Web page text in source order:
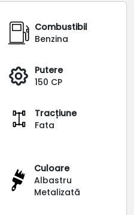
Combustibil
Benzina
Putere
150 CP
Tracțiune
Fata
Culoare
Albastru
Metalizată